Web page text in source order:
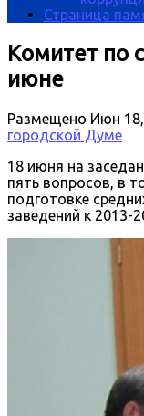
Страница
Комитет по
июне
Размещено Июн
городской Думе
18 июня на
пять вопросов, в
подготовке
заведений к 2013-